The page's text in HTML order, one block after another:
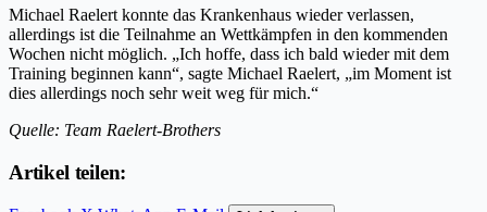
Michael Raelert konnte das Krankenhaus wieder verlassen,
allerdings ist die Teilnahme an Wettkämpfen in den kommenden
Wochen nicht möglich. „Ich hoffe, dass ich bald wieder mit dem
Training beginnen kann“, sagte Michael Raelert, „im Moment ist
dies allerdings noch sehr weit weg für mich.“
Quelle: Team Raelert-Brothers
Artikel teilen: